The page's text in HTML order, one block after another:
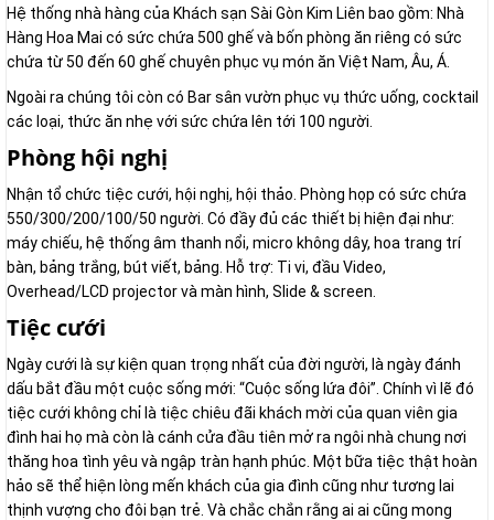
Hệ thống nhà hàng của Khách sạn Sài Gòn Kim Liên bao gồm: Nhà
Hàng Hoa Mai có sức chứa 500 ghế và bốn phòng ăn riêng có sức
chứa từ 50 đến 60 ghế chuyên phục vụ món ăn Việt Nam, Âu, Á.
Ngoài ra chúng tôi còn có Bar sân vườn phục vụ thức uống, cocktail
các loại, thức ăn nhẹ với sức chứa lên tới 100 người.
Phòng hội nghị
Nhận tổ chức tiệc cưới, hội nghị, hội thảo. Phòng họp có sức chứa
550/300/200/100/50 người. Có đầy đủ các thiết bị hiện đại như:
máy chiếu, hệ thống âm thanh nổi, micro không dây, hoa trang trí
bàn, bảng trắng, bút viết, bảng. Hỗ trợ: Ti vi, đầu Video,
Overhead/LCD projector và màn hình, Slide & screen.
Tiệc cưới
Ngày cưới là sự kiện quan trọng nhất của đời người, là ngày đánh
dấu bắt đầu một cuộc sống mới: “Cuộc sống lứa đôi”. Chính vì lẽ đó
tiệc cưới không chỉ là tiệc chiêu đãi khách mời của quan viên gia
đình hai họ mà còn là cánh cửa đầu tiên mở ra ngôi nhà chung nơi
thăng hoa tình yêu và ngập tràn hạnh phúc. Một bữa tiệc thật hoàn
hảo sẽ thể hiện lòng mến khách của gia đình cũng như tương lai
thịnh vượng cho đôi bạn trẻ. Và chắc chắn rằng ai ai cũng mong